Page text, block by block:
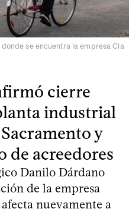
se encuentra la empresa Cla
cierre
industrial
y
de acreedores
Danilo Dárdano
de la empresa
nuevamente a